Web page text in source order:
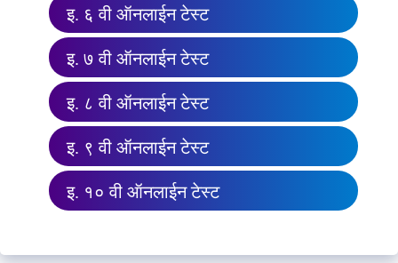
इ. ६ वी ऑनलाईन टेस्ट
इ. ७ वी ऑनलाईन टेस्ट
इ. ८ वी ऑनलाईन टेस्ट
इ. ९ वी ऑनलाईन टेस्ट
इ. १० वी ऑनलाईन टेस्ट